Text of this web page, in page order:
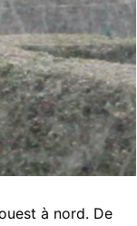
à nord. De